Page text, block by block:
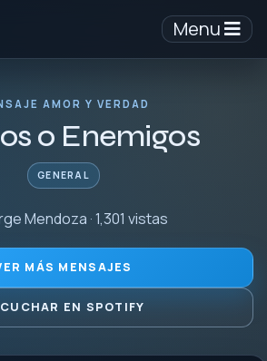
Menu
AMOR Y VERDAD
o Enemigos
GENERAL
Mendoza · 1,301 vistas
MÁS MENSAJES
EN SPOTIFY